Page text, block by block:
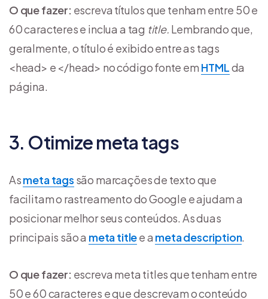
O que fazer: escreva títulos que tenham entre 50 e
60 caracteres e inclua a tag title. Lembrando que,
geralmente, o título é exibido entre as tags
<head> e </head> no código fonte em HTMLda
página.
3. Otimize meta tags
Asmeta tags são marcações de texto que
facilitam o rastreamento do Google e ajudam a
posicionar melhor seus conteúdos. As duas
principais são a meta titlee a meta description.
O que fazer: escreva meta titles que tenham entre
50 e 60 caracteres e que descrevam o conteúdo